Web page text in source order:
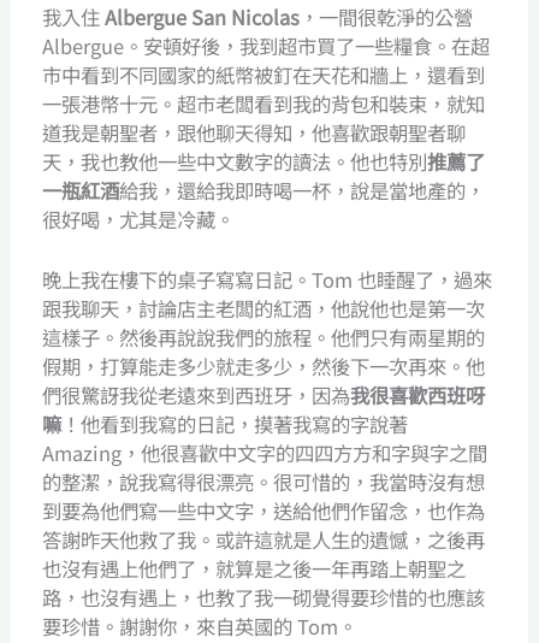
我入住Albergue San Nicolas ，一間很乾淨的公營
Albergue。安頓好後，我到超市買了一些糧食。在超
市中看到不同國家的紙幣被釘在天花和牆上，還看到
一張港幣十元。超市老闆看到我的背包和裝束，就知
道我是朝聖者，跟他聊天得知，他喜歡跟朝聖者聊
天，我也教他一些中文數字的讀法。他也特別推薦了
一瓶紅酒給我，還給我即時喝一杯，說是當地產的，
很好喝，尤其是冷藏。
晚上我在樓下的桌子寫寫日記。Tom 也睡醒了，過來
跟我聊天，討論店主老闆的紅酒，他說他也是第一次
這樣子。然後再說說我們的旅程。他們只有兩星期的
假期，打算能走多少就走多少，然後下一次再來。他
們很驚訝我從老遠來到西班牙，因為我很喜歡西班呀
嘛！他看到我寫的日記，摸著我寫的字說著
Amazing，他很喜歡中文字的四四方方和字與字之間
的整潔，說我寫得很漂亮。很可惜的，我當時沒有想
到要為他們寫一些中文字，送給他們作留念，也作為
答謝昨天他救了我。或許這就是人生的遺憾，之後再
也沒有遇上他們了，就算是之後一年再踏上朝聖之
路，也沒有遇上，也教了我一砌覺得要珍惜的也應該
要珍惜。謝謝你，來自英國的 Tom。